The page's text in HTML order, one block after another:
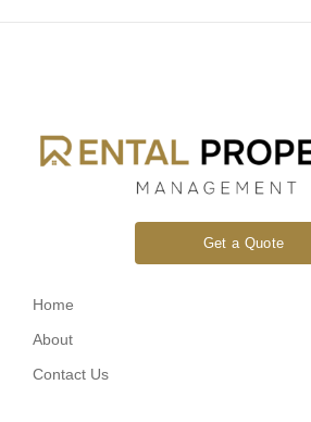
Get a Quote
Home
About
Contact Us